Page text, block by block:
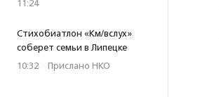
11:24
Стихобиатлон «Км/вслух»
соберет семьи в Липецке
10:32 · Прислано НКО